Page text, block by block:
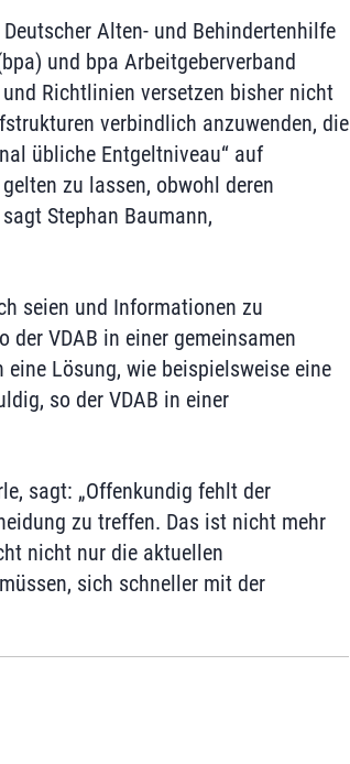
Alten- und Behindertenhilfe
und bpa Arbeitgeberverband
Richtlinien versetzen bisher nicht
verbindlich anzuwenden, die
übliche Entgeltniveau“ auf
zu lassen, obwohl deren
Stephan Baumann,
seien und Informationen zu
VDAB in einer gemeinsamen
Lösung, wie beispielsweise eine
so der VDAB in einer
sagt: „Offenkundig fehlt der
zu treffen. Das ist nicht mehr
nicht nur die aktuellen
sich schneller mit der